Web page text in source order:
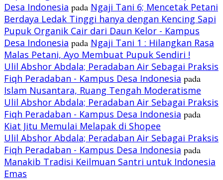
Desa Indonesia pada Ngaji Tani 6; Mencetak Petani
Berdaya Ledak Tinggi hanya dengan Kencing Sapi
Pupuk Organik Cair dari Daun Kelor - Kampus
Desa Indonesia pada Ngaji Tani 1 : Hilangkan Rasa
Malas Petani, Ayo Membuat Pupuk Sendiri !
Ulil Abshor Abdala; Peradaban Air Sebagai Praksis
Fiqh Peradaban - Kampus Desa Indonesia pada
Islam Nusantara, Ruang Tengah Moderatisme
Ulil Abshor Abdala; Peradaban Air Sebagai Praksis
Fiqh Peradaban - Kampus Desa Indonesia pada
Kiat Jitu Memulai Melapak di Shopee
Ulil Abshor Abdala; Peradaban Air Sebagai Praksis
Fiqh Peradaban - Kampus Desa Indonesia pada
Manakib Tradisi Keilmuan Santri untuk Indonesia
Emas